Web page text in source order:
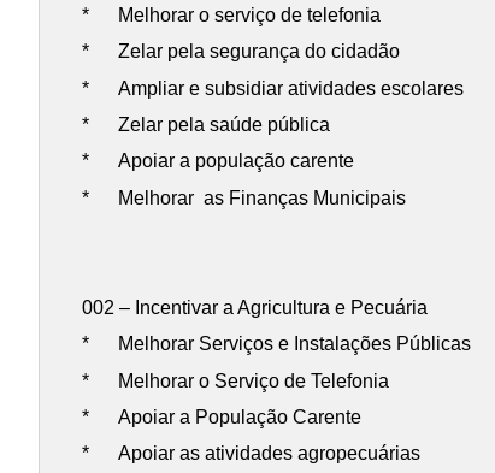
* Melhorar o serviço de telefonia
* Zelar pela segurança do cidadão
* Ampliar e subsidiar atividades escolares
* Zelar pela saúde pública
* Apoiar a população carente
* Melhorar as Finanças Municipais
002 – Incentivar a Agricultura e Pecuária
* Melhorar Serviços e Instalações Públicas
* Melhorar o Serviço de Telefonia
* Apoiar a População Carente
* Apoiar as atividades agropecuárias